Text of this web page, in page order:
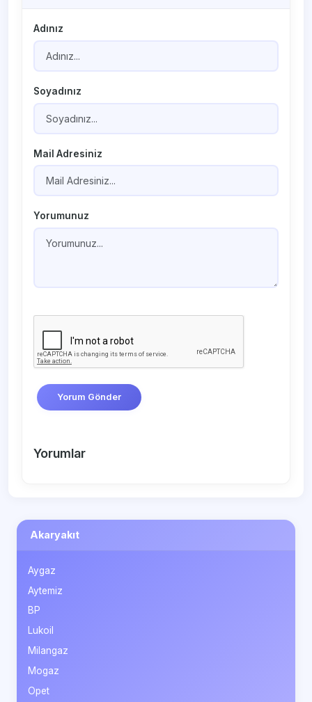
Adınız
Soyadınız
Mail Adresiniz
Yorumunuz
Yorum Gönder
Yorumlar
Akaryakıt
Aygaz
Aytemiz
BP
Lukoil
Milangaz
Mogaz
Opet